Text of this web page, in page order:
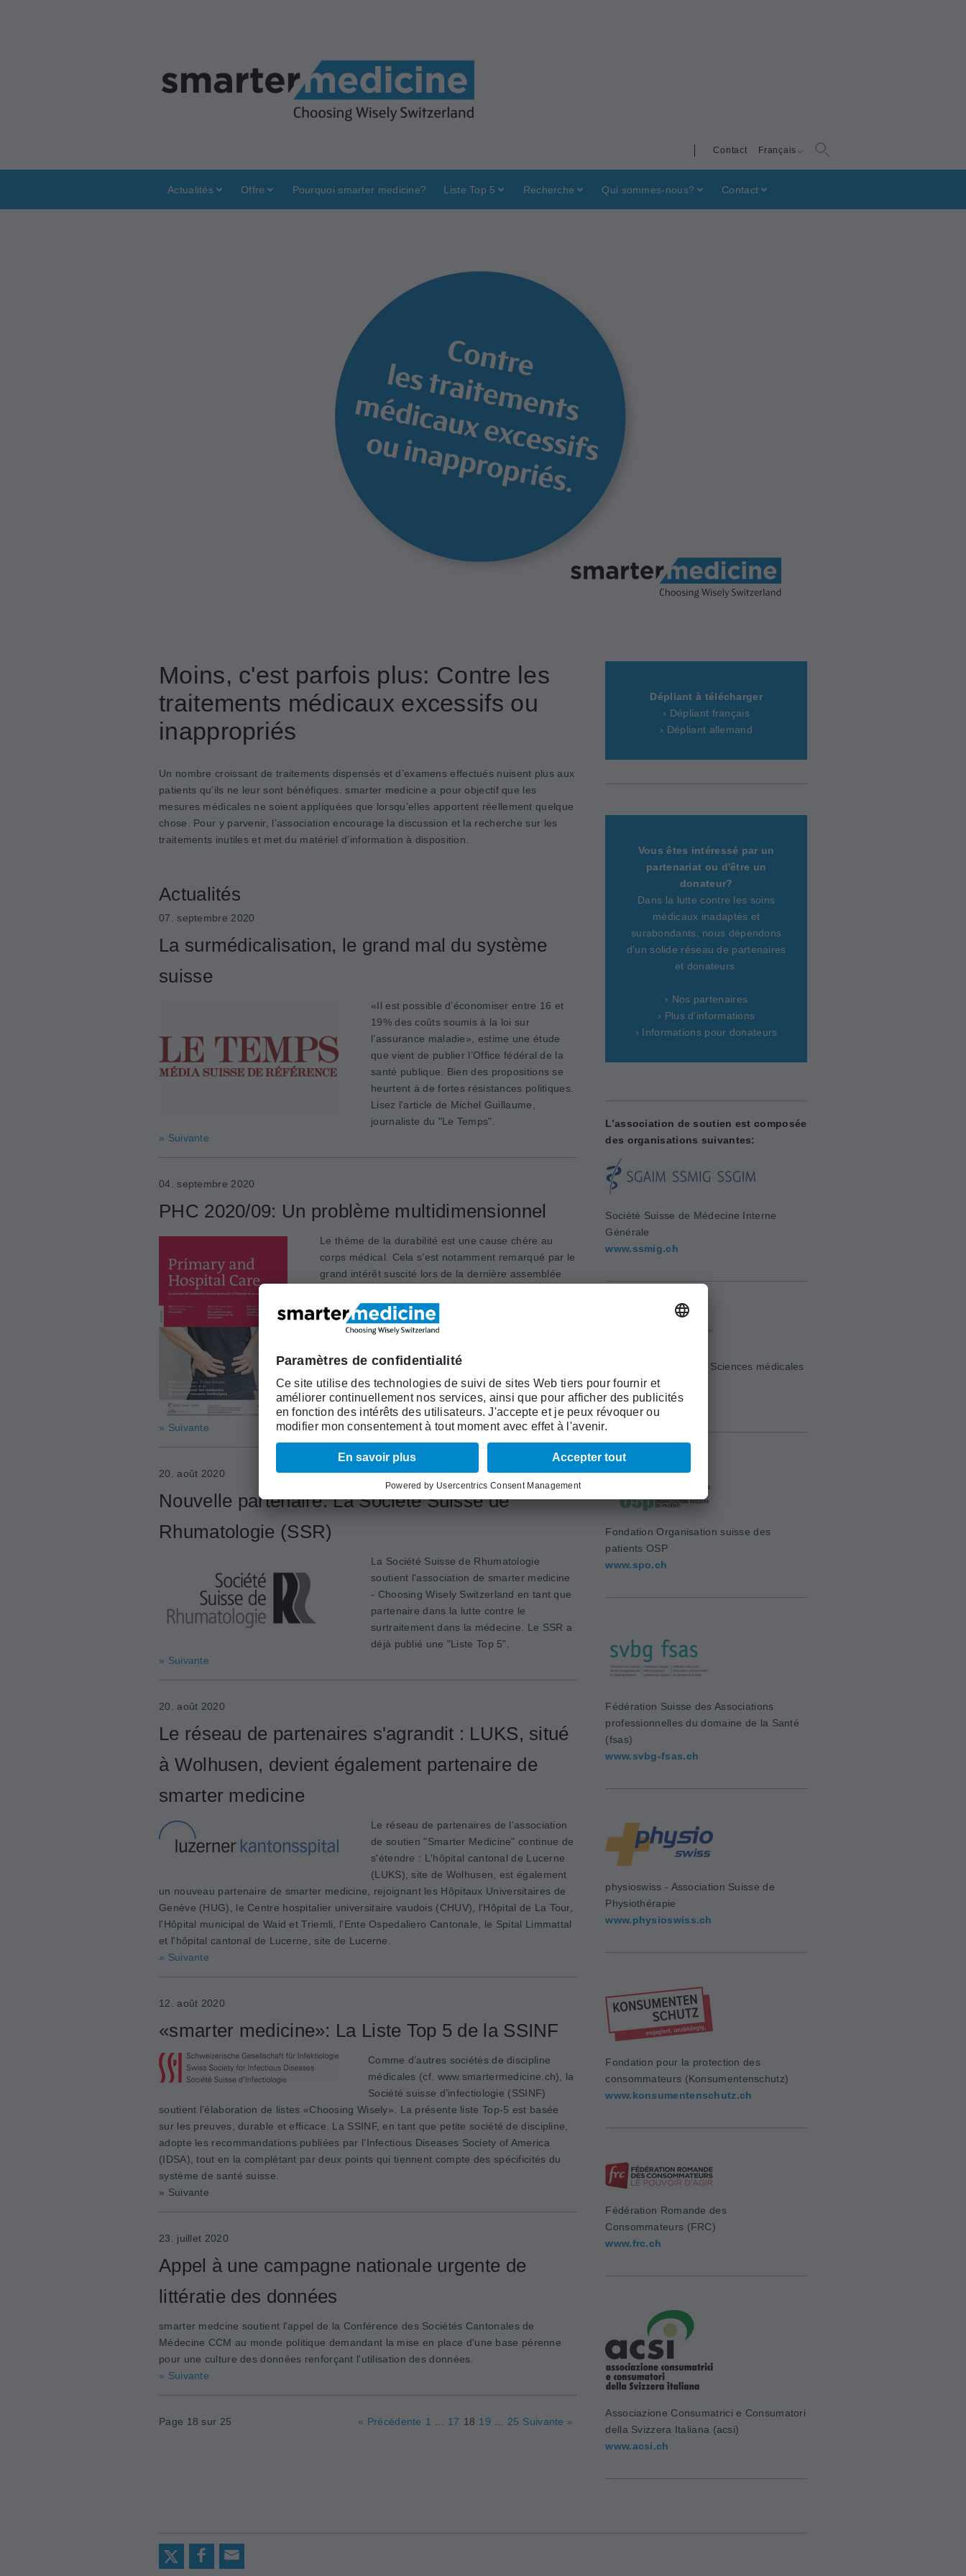
Français
Contact
Actualités Offre Pourquoi smarter medicine? Liste Top 5 Recherche Qui sommes-nous? Contact
Moins, c'est parfois plus: Contre les
traitements médicaux excessifs ou
inappropriés
Un nombre croissant de traitements dispensés et d’examens effectués nuisent plus aux
patients qu’ils ne leur sont bénéfiques. smarter medicine a pour objectif que les
mesures médicales ne soient appliquées que lorsqu’elles apportent réellement quelque
chose. Pour y parvenir, l’association encourage la discussion et la recherche sur les
traitements inutiles et met du matériel d’information à disposition.
Actualités
07. septembre 2020
La surmédicalisation, le grand mal du système
suisse
«Il est possible d’économiser entre 16 et
19% des coûts soumis à la loi sur
l’assurance maladie», estime une étude
que vient de publier l’Office fédéral de la
santé publique. Bien des propositions se
heurtent à de fortes résistances politiques.
Lisez l'article de Michel Guillaume,
journaliste du "Le Temps".
» Suivante
04. septembre 2020
PHC 2020/09: Un problème multidimensionnel
Le thème de la durabilité est une cause chère au
corps médical. Cela s’est notamment remarqué par le
grand intérêt suscité lors de la dernière assemblée
la durabilité sont nombreux, ce qui en fait un défi de
taille pour le développement de la médecine.
» Suivante
20. août 2020
Nouvelle partenaire: La Société Suisse de
Rhumatologie (SSR)
La Société Suisse de Rhumatologie
soutient l'association de smarter medicine
- Choosing Wisely Switzerland en tant que
partenaire dans la lutte contre le
surtraitement dans la médecine. Le SSR a
déjà publié une "Liste Top 5".
» Suivante
20. août 2020
Le réseau de partenaires s'agrandit : LUKS, situé
à Wolhusen, devient également partenaire de
smarter medicine
Le réseau de partenaires de l'association
de soutien "Smarter Medicine" continue de
s'étendre : L'hôpital cantonal de Lucerne
(LUKS), site de Wolhusen, est également
un nouveau partenaire de smarter medicine, rejoignant les Hôpitaux Universitaires de
Genève (HUG), le Centre hospitalier universitaire vaudois (CHUV), l'Hôpital de La Tour,
l'Hôpital municipal de Waid et Triemli, l'Ente Ospedaliero Cantonale, le Spital Limmattal
et l'hôpital cantonal de Lucerne, site de Lucerne.
» Suivante
12. août 2020
«smarter medicine»: La Liste Top 5 de la SSINF
Comme d’autres sociétés de discipline
médicales (cf. www.smartermedicine.ch), la
Société suisse d’infectiologie (SSINF)
soutient l’élaboration de listes «Choosing Wisely». La présente liste Top-5 est basée
sur les preuves, durable et efficace. La SSINF, en tant que petite société de discipline,
adopte les recommandations publiées par l’Infectious Diseases Society of America
(IDSA), tout en la complétant par deux points qui tiennent compte des spécificités du
système de santé suisse.
» Suivante
23. juillet 2020
Appel à une campagne nationale urgente de
littératie des données
smarter medcine soutient l'appel de la Conférence des Sociétés Cantonales de
Médecine CCM au monde politique demandant la mise en place d'une base pérenne
pour une culture des données renforçant l'utilisation des données.
» Suivante
Page 18 sur 25 « Précédente 1 17 18 19 25 Suivante »
Dépliant à télécharger
› Dépliant français
› Dépliant allemand
Vous êtes intéressé par un
partenariat ou d'être un
donateur?
Dans la lutte contre les soins
médicaux inadaptés et
surabondants, nous dépendons
d'un solide réseau de partenaires
et donateurs.
› Nos partenaires
› Plus d'informations
› Informations pour donateurs
L’association de soutien est composée
des organisations suivantes:
Société Suisse de Médecine Interne
Générale
www.ssmig.ch
Académie Suisse des Sciences médicales
(ASSM)
www.assm.ch
Fondation Organisation suisse des
patients OSP
www.spo.ch
Fédération Suisse des Associations
professionnelles du domaine de la Santé
(fsas)
www.svbg-fsas.ch
physioswiss - Association Suisse de
Physiothérapie
www.physioswiss.ch
Fondation pour la protection des
consommateurs (Konsumentenschutz)
www.konsumentenschutz.ch
Fédération Romande des
Consommateurs (FRC)
www.frc.ch
Associazione Consumatrici e Consumatori
della Svizzera Italiana (acsi)
www.acsi.ch